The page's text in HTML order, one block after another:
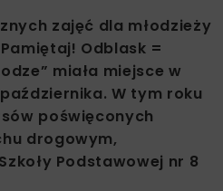
zajęć dla młodzieży
Odblask =
miała miejsce w
W tym roku
poświęconych
drogowym,
Podstawowej nr 8